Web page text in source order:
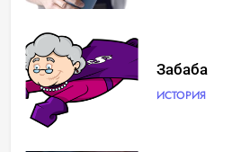
Забаба
ИСТОРИЯ